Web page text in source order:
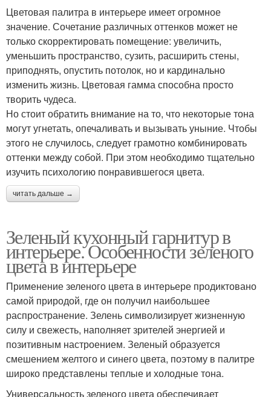
Цветовая палитра в интерьере имеет огромное
значение. Сочетание различных оттенков может не
только скорректировать помещение: увеличить,
уменьшить пространство, сузить, расширить стены,
приподнять, опустить потолок, но и кардинально
изменить жизнь. Цветовая гамма способна просто
творить чудеса.
Но стоит обратить внимание на то, что некоторые тона
могут угнетать, опечаливать и вызывать уныние. Чтобы
этого не случилось, следует грамотно комбинировать
оттенки между собой. При этом необходимо тщательно
изучить психологию понравившегося цвета.
читать дальше →
Зеленый кухонный гарнитур в
интерьере. Особенности зеленого
цвета в интерьере
Применение зеленого цвета в интерьере продиктовано
самой природой, где он получил наибольшее
распространение. Зелень символизирует жизненную
силу и свежесть, наполняет зрителей энергией и
позитивным настроением. Зеленый образуется
смешением желтого и синего цвета, поэтому в палитре
широко представлены теплые и холодные тона.
Универсальность зеленого цвета обеспечивает